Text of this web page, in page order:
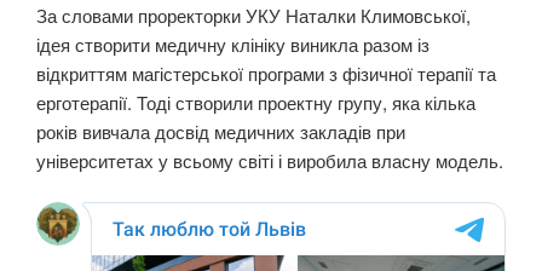
За словами проректорки УКУ Наталки Климовської,
ідея створити медичну клініку виникла разом із
відкриттям магістерської програми з фізичної терапії та
ерготерапії. Тоді створили проектну групу, яка кілька
років вивчала досвід медичних закладів при
університетах у всьому світі і виробила власну модель.